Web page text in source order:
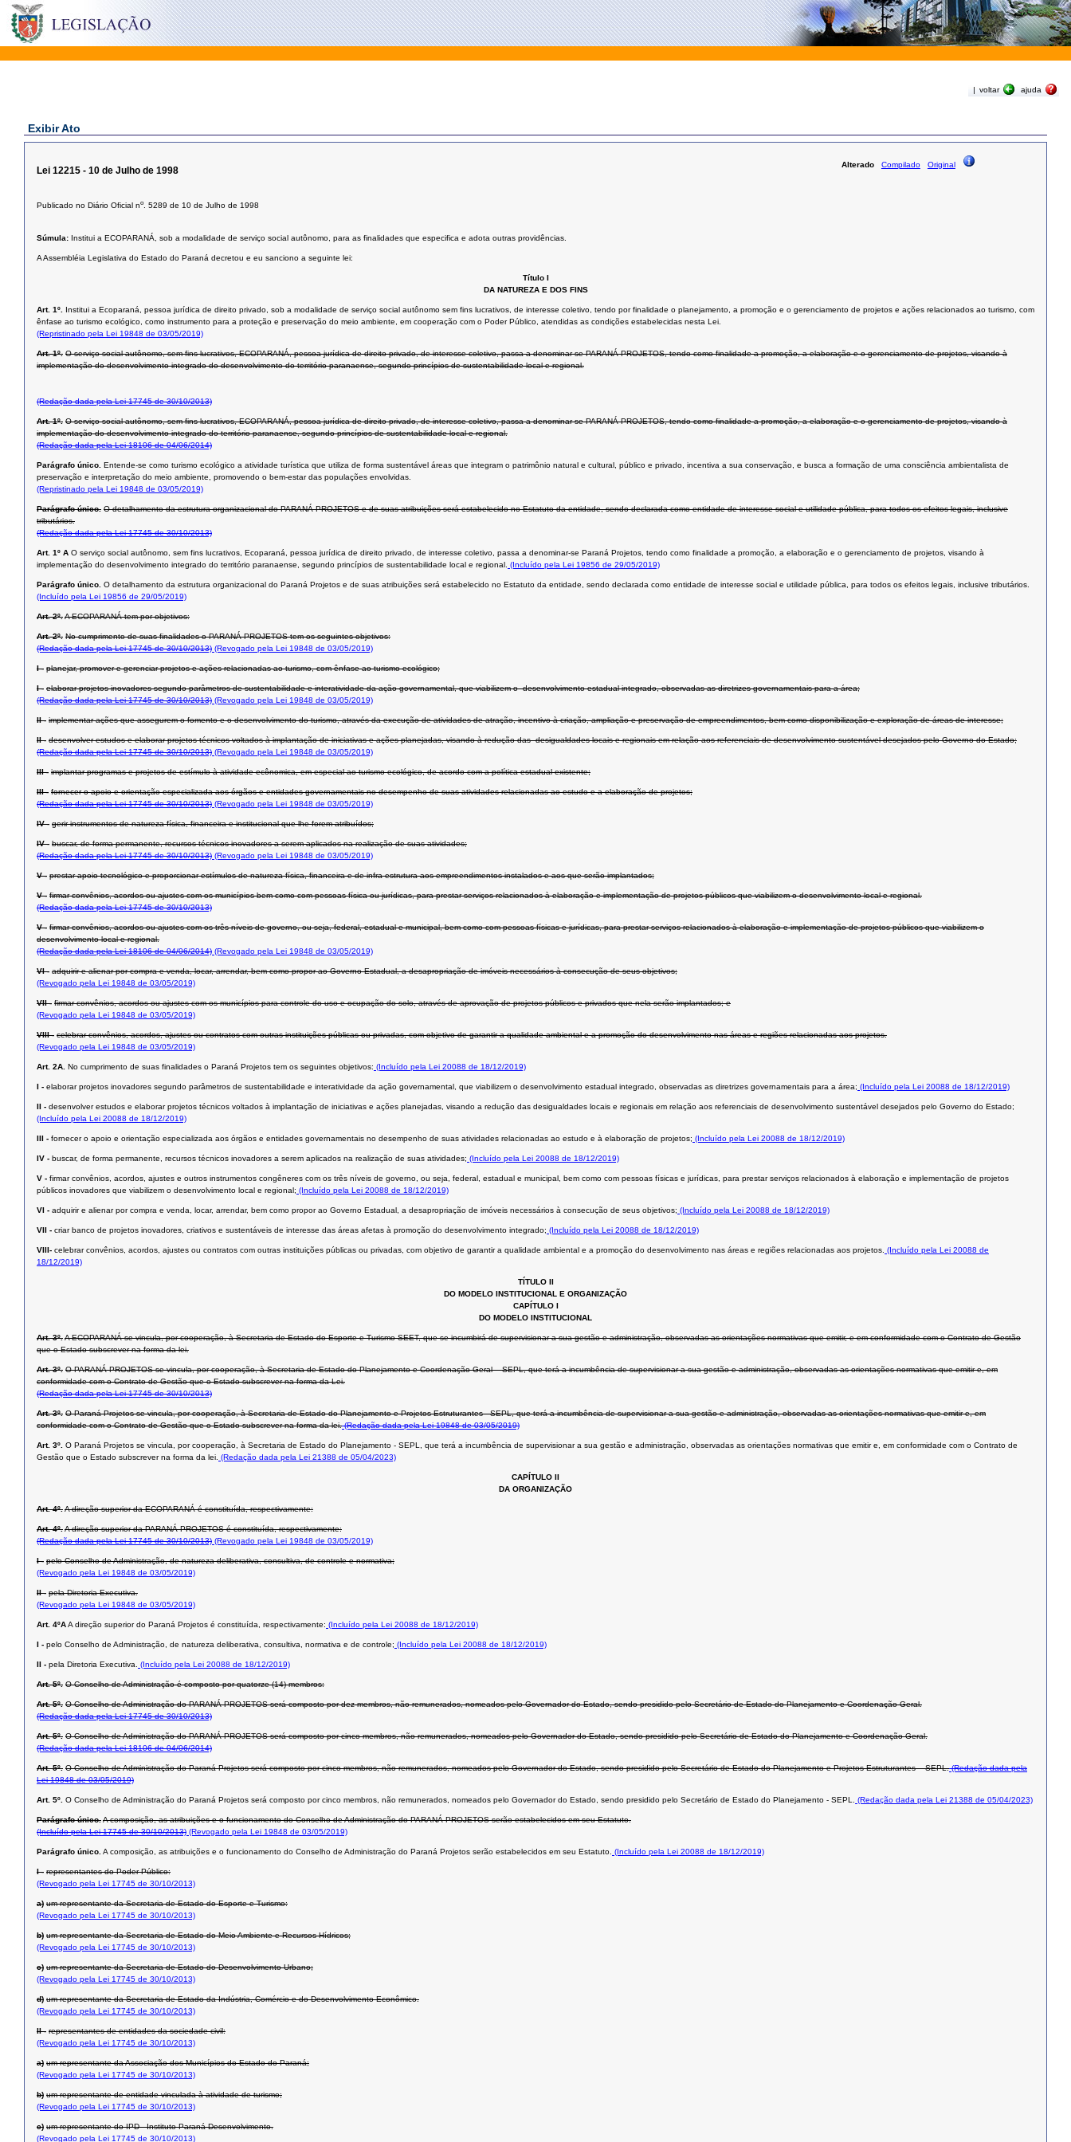
| voltar ajuda
Exibir Ato
Alterado Compilado Original
Lei 12215 - 10 de Julho de 1998
Publicado no Diário Oficial no. 5289 de 10 de Julho de 1998
Súmula: Institui a ECOPARANÁ, sob a modalidade de serviço social autônomo, para as finalidades que especifica e adota outras providências.
A Assembléia Legislativa do Estado do Paraná decretou e eu sanciono a seguinte lei:
Título I
DA NATUREZA E DOS FINS
Art. 1º.
Institui a Ecoparaná, pessoa jurídica de direito privado, sob a modalidade de serviço social autônomo sem fins lucrativos, de interesse coletivo, tendo por finalidade o planejamento, a promoção e o gerenciamento de projetos e ações relacionados ao turismo, com
ênfase ao turismo ecológico, como instrumento para a proteção e preservação do meio ambiente, em cooperação com o Poder Público, atendidas as condições estabelecidas nesta Lei.
(Repristinado pela Lei 19848 de 03/05/2019)
Art. 1º. O serviço social autônomo, sem fins lucrativos, ECOPARANÁ, pessoa jurídica de direito privado, de interesse coletivo, passa a denominar-se PARANÁ PROJETOS, tendo como finalidade a promoção, a elaboração e o gerenciamento de projetos, visando à
implementação do desenvolvimento integrado do desenvolvimento do território paranaense, segundo princípios de sustentabilidade local e regional.
(Redação dada pela Lei 17745 de 30/10/2013)
Art. 1º. O serviço social autônomo, sem fins lucrativos, ECOPARANÁ, pessoa jurídica de direito privado, de interesse coletivo, passa a denominar-se PARANÁ PROJETOS, tendo como finalidade a promoção, a elaboração e o gerenciamento de projetos, visando à
implementação do desenvolvimento integrado do território paranaense, segundo princípios de sustentabilidade local e regional.
(Redação dada pela Lei 18106 de 04/06/2014)
Parágrafo único. Entende-se como turismo ecológico a atividade turística que utiliza de forma sustentável áreas que integram o patrimônio natural e cultural, público e privado, incentiva a sua conservação, e busca a formação de uma consciência ambientalista de
preservação e interpretação do meio ambiente, promovendo o bem-estar das populações envolvidas.
(Repristinado pela Lei 19848 de 03/05/2019)
Parágrafo único. O detalhamento da estrutura organizacional do PARANÁ PROJETOS e de suas atribuições será estabelecido no Estatuto da entidade, sendo declarada como entidade de interesse social e utilidade pública, para todos os efeitos legais, inclusive
tributários.
(Redação dada pela Lei 17745 de 30/10/2013)
Art. 1º A O serviço social autônomo, sem fins lucrativos, Ecoparaná, pessoa jurídica de direito privado, de interesse coletivo, passa a denominar-se Paraná Projetos, tendo como finalidade a promoção, a elaboração e o gerenciamento de projetos, visando à
implementação do desenvolvimento integrado do território paranaense, segundo princípios de sustentabilidade local e regional. (Incluído pela Lei 19856 de 29/05/2019)
Parágrafo único. O detalhamento da estrutura organizacional do Paraná Projetos e de suas atribuições será estabelecido no Estatuto da entidade, sendo declarada como entidade de interesse social e utilidade pública, para todos os efeitos legais, inclusive tributários.
(Incluído pela Lei 19856 de 29/05/2019)
Art. 2º.A ECOPARANÁ tem por objetivos:
Art. 2º. No cumprimento de suas finalidades o PARANÁ PROJETOS tem os seguintes objetivos:
(Redação dada pela Lei 17745 de 30/10/2013) (Revogado pela Lei 19848 de 03/05/2019)
I - planejar, promover e gerenciar projetos e ações relacionadas ao turismo, com ênfase ao turismo ecológico;
I - elaborar projetos inovadores segundo parâmetros de sustentabilidade e interatividade da ação governamental, que viabilizem o desenvolvimento estadual integrado, observadas as diretrizes governamentais para a área;
(Redação dada pela Lei 17745 de 30/10/2013) (Revogado pela Lei 19848 de 03/05/2019)
II - implementar ações que assegurem o fomento e o desenvolvimento do turismo, através da execução de atividades de atração, incentivo à criação, ampliação e preservação de empreendimentos, bem como disponibilização e exploração de áreas de interesse;
II - desenvolver estudos e elaborar projetos técnicos voltados à implantação de iniciativas e ações planejadas, visando à redução das desigualdades locais e regionais em relação aos referenciais de desenvolvimento sustentável desejados pelo Governo do Estado;
(Redação dada pela Lei 17745 de 30/10/2013) (Revogado pela Lei 19848 de 03/05/2019)
III - implantar programas e projetos de estímulo à atividade ecônomica, em especial ao turismo ecológico, de acordo com a política estadual existente;
III - fornecer o apoio e orientação especializada aos órgãos e entidades governamentais no desempenho de suas atividades relacionadas ao estudo e a elaboração de projetos;
(Redação dada pela Lei 17745 de 30/10/2013) (Revogado pela Lei 19848 de 03/05/2019)
IV - gerir instrumentos de natureza física, financeira e institucional que lhe forem atribuídos;
IV - buscar, de forma permanente, recursos técnicos inovadores a serem aplicados na realização de suas atividades;
(Redação dada pela Lei 17745 de 30/10/2013) (Revogado pela Lei 19848 de 03/05/2019)
V - prestar apoio tecnológico e proporcionar estímulos de natureza física, financeira e de infra-estrutura aos empreendimentos instalados e aos que serão implantados;
V - firmar convênios, acordos ou ajustes com os municípios bem como com pessoas física ou jurídicas, para prestar serviços relacionados à elaboração e implementação de projetos públicos que viabilizem o desenvolvimento local e regional.
(Redação dada pela Lei 17745 de 30/10/2013)
V - firmar convênios, acordos ou ajustes com os três níveis de governo, ou seja, federal, estadual e municipal, bem como com pessoas físicas e jurídicas, para prestar serviços relacionados à elaboração e implementação de projetos públicos que viabilizem o
desenvolvimento local e regional.
(Redação dada pela Lei 18106 de 04/06/2014) (Revogado pela Lei 19848 de 03/05/2019)
VI - adquirir e alienar por compra e venda, locar, arrendar, bem como propor ao Governo Estadual, a desapropriação de imóveis necessários à consecução de seus objetivos;
(Revogado pela Lei 19848 de 03/05/2019)
VII - firmar convênios, acordos ou ajustes com os municípios para controle do uso e ocupação do solo, através de aprovação de projetos públicos e privados que nela serão implantados; e
(Revogado pela Lei 19848 de 03/05/2019)
VIII - celebrar convênios, acordos, ajustes ou contratos com outras instituições públicas ou privadas, com objetivo de garantir a qualidade ambiental e a promoção do desenvolvimento nas áreas e regiões relacionadas aos projetos.
(Revogado pela Lei 19848 de 03/05/2019)
Art. 2A. No cumprimento de suas finalidades o Paraná Projetos tem os seguintes objetivos: (Incluído pela Lei 20088 de 18/12/2019)
I - elaborar projetos inovadores segundo parâmetros de sustentabilidade e interatividade da ação governamental, que viabilizem o desenvolvimento estadual integrado, observadas as diretrizes governamentais para a área; (Incluído pela Lei 20088 de 18/12/2019)
II - desenvolver estudos e elaborar projetos técnicos voltados à implantação de iniciativas e ações planejadas, visando a redução das desigualdades locais e regionais em relação aos referenciais de desenvolvimento sustentável desejados pelo Governo do Estado;
(Incluído pela Lei 20088 de 18/12/2019)
III - fornecer o apoio e orientação especializada aos órgãos e entidades governamentais no desempenho de suas atividades relacionadas ao estudo e à elaboração de projetos; (Incluído pela Lei 20088 de 18/12/2019)
IV - buscar, de forma permanente, recursos técnicos inovadores a serem aplicados na realização de suas atividades; (Incluído pela Lei 20088 de 18/12/2019)
V - firmar convênios, acordos, ajustes e outros instrumentos congêneres com os três níveis de governo, ou seja, federal, estadual e municipal, bem como com pessoas físicas e jurídicas, para prestar serviços relacionados à elaboração e implementação de projetos
públicos inovadores que viabilizem o desenvolvimento local e regional; (Incluído pela Lei 20088 de 18/12/2019)
VI - adquirir e alienar por compra e venda, locar, arrendar, bem como propor ao Governo Estadual, a desapropriação de imóveis necessários à consecução de seus objetivos; (Incluído pela Lei 20088 de 18/12/2019)
VII - criar banco de projetos inovadores, criativos e sustentáveis de interesse das áreas afetas à promoção do desenvolvimento integrado; (Incluído pela Lei 20088 de 18/12/2019)
VIII- celebrar convênios, acordos, ajustes ou contratos com outras instituições públicas ou privadas, com objetivo de garantir a qualidade ambiental e a promoção do desenvolvimento nas áreas e regiões relacionadas aos projetos. (Incluído pela Lei 20088 de
18/12/2019)
TÍTULO II
DO MODELO INSTITUCIONAL E ORGANIZAÇÃO
CAPÍTULO I
DO MODELO INSTITUCIONAL
Art. 3º.A ECOPARANÁ se vincula, por cooperação, à Secretaria de Estado do Esporte e Turismo SEET, que se incumbirá de supervisionar a sua gestão e administração, observadas as orientações normativas que emitir, e em conformidade com o Contrato de Gestão
que o Estado subscrever na forma da lei.
Art. 3º. O PARANÁ PROJETOS se vincula, por cooperação, à Secretaria de Estado do Planejamento e Coordenação Geral – SEPL, que terá a incumbência de supervisionar a sua gestão e administração, observadas as orientações normativas que emitir e, em
conformidade com o Contrato de Gestão que o Estado subscrever na forma da Lei.
(Redação dada pela Lei 17745 de 30/10/2013)
Art. 3º. O Paraná Projetos se vincula, por cooperação, à Secretaria de Estado do Planejamento e Projetos Estruturantes - SEPL, que terá a incumbência de supervisionar a sua gestão e administração, observadas as orientações normativas que emitir e, em
conformidade com o Contrato de Gestão que o Estado subscrever na forma da lei.(Redação dada pela Lei 19848 de 03/05/2019)
Art. 3º. O Paraná Projetos se vincula, por cooperação, à Secretaria de Estado do Planejamento - SEPL, que terá a incumbência de supervisionar a sua gestão e administração, observadas as orientações normativas que emitir e, em conformidade com o Contrato de
Gestão que o Estado subscrever na forma da lei. (Redação dada pela Lei 21388 de 05/04/2023)
CAPÍTULO II
DA ORGANIZAÇÃO
Art. 4º.A direção superior da ECOPARANÁ é constituída, respectivamente:
Art. 4º.A direção superior da PARANÁ PROJETOS é constituída, respectivamente:
(Redação dada pela Lei 17745 de 30/10/2013) (Revogado pela Lei 19848 de 03/05/2019)
I - pelo Conselho de Administração, de natureza deliberativa, consultiva, de controle e normativa;
(Revogado pela Lei 19848 de 03/05/2019)
II - pela Diretoria Executiva.
(Revogado pela Lei 19848 de 03/05/2019)
Art. 4ºAA direção superior do Paraná Projetos é constituída, respectivamente: (Incluído pela Lei 20088 de 18/12/2019)
I - pelo Conselho de Administração, de natureza deliberativa, consultiva, normativa e de controle; (Incluído pela Lei 20088 de 18/12/2019)
II - pela Diretoria Executiva. (Incluído pela Lei 20088 de 18/12/2019)
Art. 5º. O Conselho de Administração é composto por quatorze (14) membros:
Art. 5º. O Conselho de Administração do PARANÁ PROJETOS será composto por dez membros, não remunerados, nomeados pelo Governador do Estado, sendo presidido pelo Secretário de Estado do Planejamento e Coordenação Geral.
(Redação dada pela Lei 17745 de 30/10/2013)
Art. 5º. O Conselho de Administração do PARANÁ PROJETOS será composto por cinco membros, não remunerados, nomeados pelo Governador do Estado, sendo presidido pelo Secretário de Estado do Planejamento e Coordenação Geral.
(Redação dada pela Lei 18106 de 04/06/2014)
Art. 5º. O Conselho de Administração do Paraná Projetos será composto por cinco membros, não remunerados, nomeados pelo Governador do Estado, sendo presidido pelo Secretário de Estado do Planejamento e Projetos Estruturantes – SEPL.(Redação dada pela
Lei 19848 de 03/05/2019)
Art. 5º. O Conselho de Administração do Paraná Projetos será composto por cinco membros, não remunerados, nomeados pelo Governador do Estado, sendo presidido pelo Secretário de Estado do Planejamento - SEPL. (Redação dada pela Lei 21388 de 05/04/2023)
Parágrafo único.A composição, as atribuições e o funcionamento do Conselho de Administração do PARANÁ PROJETOS serão estabelecidos em seu Estatuto.
(Incluído pela Lei 17745 de 30/10/2013) (Revogado pela Lei 19848 de 03/05/2019)
Parágrafo único. A composição, as atribuições e o funcionamento do Conselho de Administração do Paraná Projetos serão estabelecidos em seu Estatuto. (Incluído pela Lei 20088 de 18/12/2019)
I - representantes do Poder Público:
(Revogado pela Lei 17745 de 30/10/2013)
a) um representante da Secretaria de Estado do Esporte e Turismo:
(Revogado pela Lei 17745 de 30/10/2013)
b) um representante da Secretaria de Estado do Meio Ambiente e Recursos Hídricos;
(Revogado pela Lei 17745 de 30/10/2013)
c) um representante da Secretaria de Estado do Desenvolvimento Urbano;
(Revogado pela Lei 17745 de 30/10/2013)
d) um representante da Secretaria de Estado da Indústria, Comércio e do Desenvolvimento Econômico.
(Revogado pela Lei 17745 de 30/10/2013)
II - representantes de entidades da sociedade civil:
(Revogado pela Lei 17745 de 30/10/2013)
a) um representante da Associação dos Municípios do Estado do Paraná;
(Revogado pela Lei 17745 de 30/10/2013)
b) um representante de entidade vinculada à atividade de turismo;
(Revogado pela Lei 17745 de 30/10/2013)
c) um representante do IPD - Instituto Paraná Desenvolvimento.
(Revogado pela Lei 17745 de 30/10/2013)